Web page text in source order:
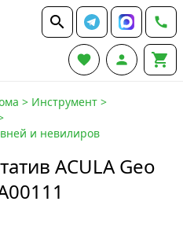
 
  
> Инструмент >
и невилиров
ACULA Geo